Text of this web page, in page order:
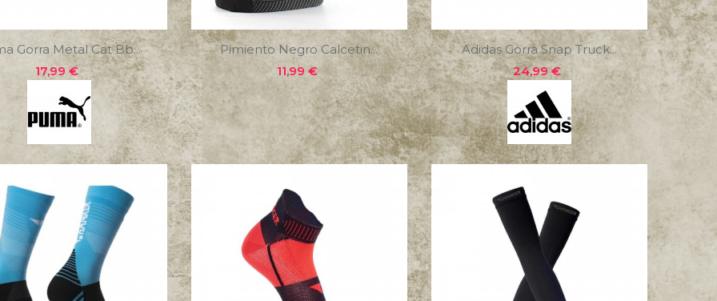
Gorra Metal Cat Bb...
Precio
17,99 €
Pimiento Negro Calcetin...
Precio
11,99 €
Adidas Gorra Snap Truck...
Precio
24,99 €